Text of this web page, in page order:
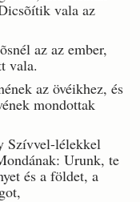
vala az
az az ember,
vala.
az övéikhez, és
mondottak
Szívvel-lélekkel
Urunk, te
és a földet, a